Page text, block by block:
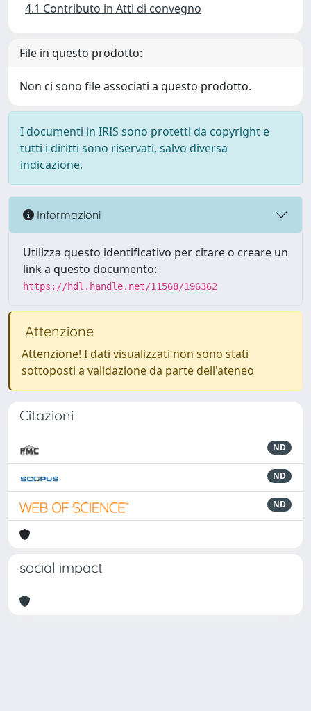
4.1 Contributo in Atti di convegno
File in questo prodotto:
Non ci sono file associati a questo prodotto.
I documenti in IRIS sono protetti da copyright e
tutti i diritti sono riservati, salvo diversa
indicazione.
Informazioni
Utilizza questo identificativo per citare o creare un
link a questo documento:
https://hdl.handle.net/11568/196362
Attenzione
Attenzione! I dati visualizzati non sono stati
sottoposti a validazione da parte dell'ateneo
Citazioni
ND
ND
ND
social impact